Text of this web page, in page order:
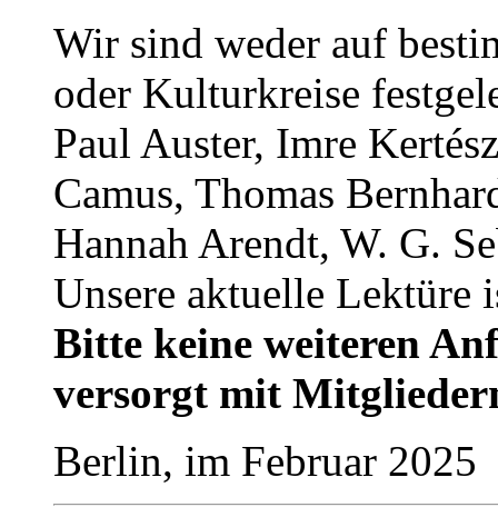
Wir sind weder auf
oder Kulturkreise
Paul Auster, Imre
Camus, Thomas
Hannah Arendt, W. G.
Unsere aktuelle Lektüre
Bitte keine weiteren
versorgt mit
Berlin, im Februar 2025